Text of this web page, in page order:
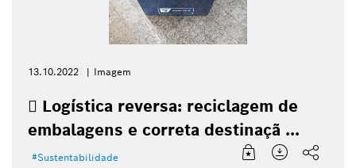
13.10.2022 Imagem
 Logística reversa: reciclagem de
embalagens e correta destinaçã ...
Sustentabilidade